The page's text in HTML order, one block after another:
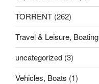
TORRENT (262)
Travel & Leisure, Boating
uncategorized (3)
Vehicles, Boats (1)